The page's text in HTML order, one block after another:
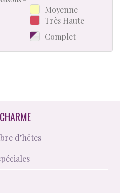
Moyenne
Très Haute
Complet
d’hôtes